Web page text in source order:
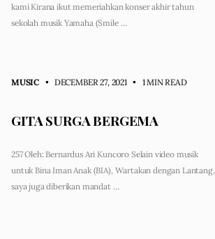
kami Kirana ikut memeriahkan konser akhir tahun
sekolah musik Yamaha (Smile …
MUSIC • DECEMBER 27, 2021 • 1 MIN READ
GITA SURGA BERGEMA
257 Oleh: Bernardus Ari Kuncoro Selain video musik
untuk Bina Iman Anak (BIA), Wartakan dengan Lantang,
saya juga diberikan mandat …